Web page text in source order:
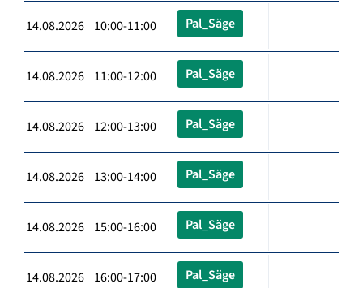
14.08.2026 10:00-11:00 Pal_Säge
14.08.2026 11:00-12:00 Pal_Säge
14.08.2026 12:00-13:00 Pal_Säge
14.08.2026 13:00-14:00 Pal_Säge
14.08.2026 15:00-16:00 Pal_Säge
14.08.2026 16:00-17:00 Pal_Säge